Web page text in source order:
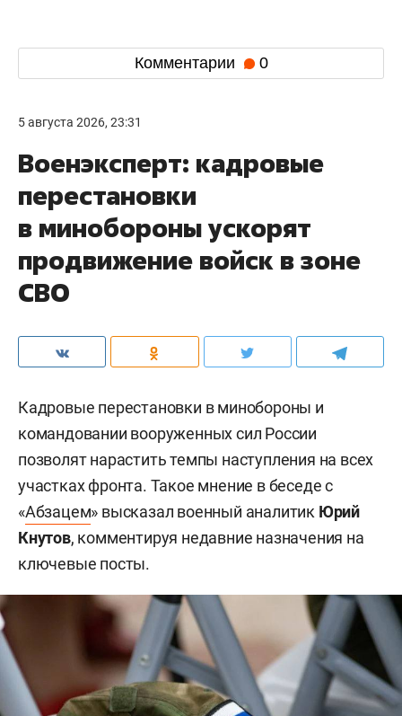
Комментарии 0
5 августа 2026, 23:31
Военэксперт: кадровые
перестановки
в минобороны ускорят
продвижение войск в зоне
СВО
Кадровые перестановки в минобороны и
командовании вооруженных сил России
позволят нарастить темпы наступления на всех
участках фронта. Такое мнение в беседе с
«Абзацем» высказал военный аналитик Юрий
Кнутов, комментируя недавние назначения на
ключевые посты.